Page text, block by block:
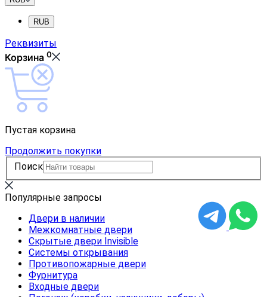
RUB
Реквизиты
Корзина 0
Пустая корзина
Продолжить покупки
Поиск
Популярные запросы
Двери в наличии
Межкомнатные двери
Скрытые двери Invisible
Системы открывания
Противопожарные двери
Фурнитура
Входные двери